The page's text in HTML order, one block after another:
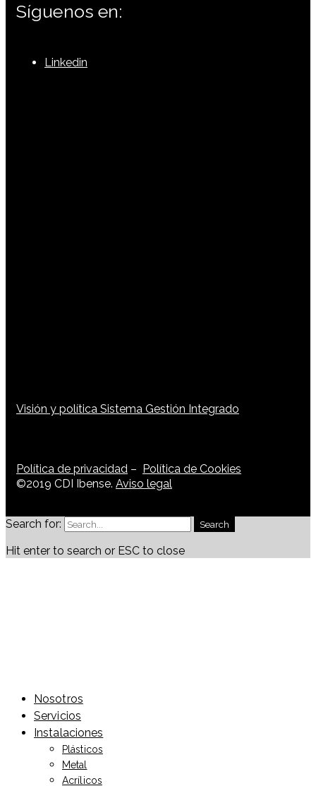
Síguenos en:
Linkedin
Visión y política Sistema Gestión Integrado
Política de privacidad –
Política de Cookies
©2019 CDI Ibense. Aviso legal
Search for: Search
Hit enter to search or ESC to close
Nosotros
Servicios
Instalaciones
Plásticos
Metal
Acrílicos